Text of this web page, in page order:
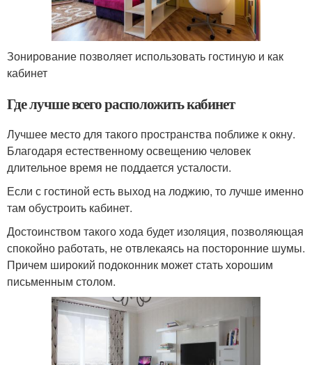
Зонирование позволяет использовать гостиную и как
кабинет
Где лучше всего расположить кабинет
Лучшее место для такого пространства поближе к окну.
Благодаря естественному освещению человек
длительное время не поддается усталости.
Если с гостиной есть выход на лоджию, то лучше именно
там обустроить кабинет.
Достоинством такого хода будет изоляция, позволяющая
спокойно работать, не отвлекаясь на посторонние шумы.
Причем широкий подоконник может стать хорошим
письменным столом.